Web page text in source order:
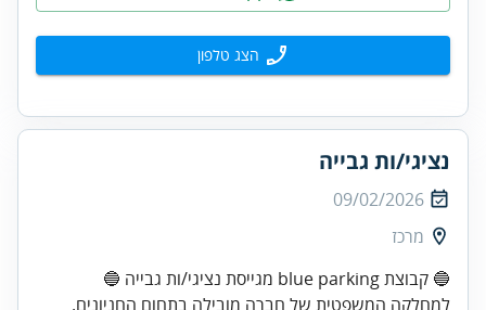
הצג טלפון
נציגי/ות גבייה
09/02/2026
מרכז